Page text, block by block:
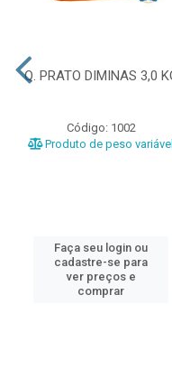
Q. PRATO DIMINAS 3,0
Código: 1002
Produto de peso variável
Faça seu login ou
cadastre-se para
ver preços e
comprar